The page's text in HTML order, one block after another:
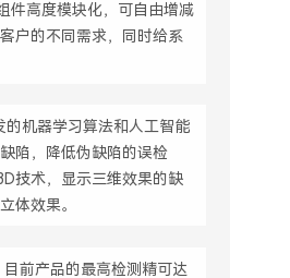
件高度模块化，可自由增减
户的不同需求，同时给系
的机器学习算法和人工智能
陷，降低伪缺陷的误检
技术，显示三维效果的缺
体效果。
目前产品的最高检测精可达